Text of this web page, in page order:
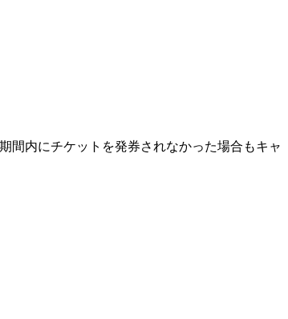
間内にチケットを発券されなかった場合もキャ